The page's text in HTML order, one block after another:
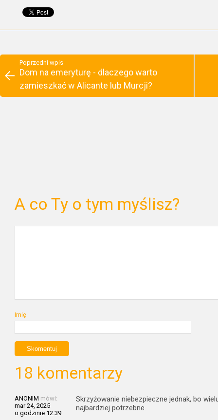
Poprzedni wpis
Dom na emeryturę - dlaczego warto
zamieszkać w Alicante lub Murcji?
A co Ty o tym myślisz?
Imię
18 komentarzy
ANONIM mówi:
mar 24, 2025
o godzinie 12:39
Skrzyżowanie niebezpieczne jednak, bo
najbardziej potrzebne.